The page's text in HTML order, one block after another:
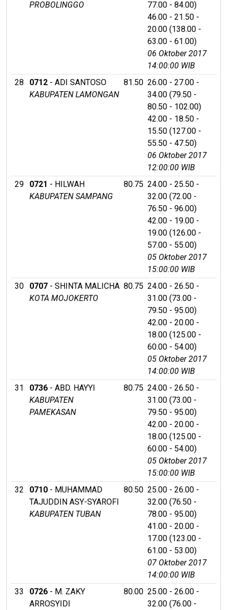
PROBOLINGGO
77.00 - 84.00)
46.00 - 21.50 -
20.00 (138.00 -
63.00 - 61.00)
06 Oktober 2017
14:00:00 WIB
28
0712 - ADI SANTOSO
KABUPATEN LAMONGAN
81.50 26.00 - 27.00 -
34.00 (79.50 -
80.50 - 102.00)
42.00 - 18.50 -
15.50 (127.00 -
55.50 - 47.50)
06 Oktober 2017
12:00:00 WIB
29
0721 - HILWAH
KABUPATEN SAMPANG
80.75 24.00 - 25.50 -
32.00 (72.00 -
76.50 - 96.00)
42.00 - 19.00 -
19.00 (126.00 -
57.00 - 55.00)
05 Oktober 2017
15:00:00 WIB
30
0707 - SHINTA MALICHA
KOTA MOJOKERTO
80.75 24.00 - 26.50 -
31.00 (73.00 -
79.50 - 95.00)
42.00 - 20.00 -
18.00 (125.00 -
60.00 - 54.00)
05 Oktober 2017
14:00:00 WIB
31
0736 - ABD. HAYYI
KABUPATEN
PAMEKASAN
80.75 24.00 - 26.50 -
31.00 (73.00 -
79.50 - 95.00)
42.00 - 20.00 -
18.00 (125.00 -
60.00 - 54.00)
05 Oktober 2017
15:00:00 WIB
32
0710 - MUHAMMAD
TAJUDDIN ASY-SYAROFI
KABUPATEN TUBAN
80.50 25.00 - 26.00 -
32.00 (76.50 -
78.00 - 95.00)
41.00 - 20.00 -
17.00 (123.00 -
61.00 - 53.00)
07 Oktober 2017
14:00:00 WIB
33
0726 - M. ZAKY
ARROSYIDI
80.00 25.00 - 26.00 -
32.00 (76.00 -